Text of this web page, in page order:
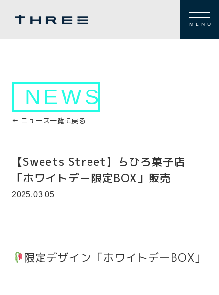
MENU
NEWS
← ニュース一覧に戻る
【Sweets Street】ちひろ菓子店
「ホワイトデー限定BOX」販売
2025.03.05
限定デザイン「ホワイトデーBOX」